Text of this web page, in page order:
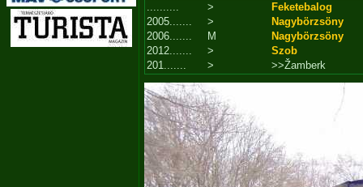
..........
>
Feketebalog
2005.......
>
Nagybörzsöny
2006.......
M
Nagybörzsöny
2012.......
>
Szob
201.......
> >>Žamberk